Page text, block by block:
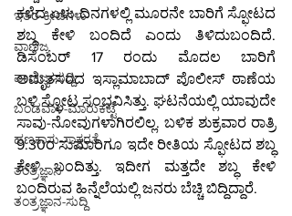
ಇತರ-ಕ್ರೀಡೆಗಳು
ವಾಣಿಜ್ಯ
ವಾಣಿಜ್ಯ-ಸುದ್ದಿ
ಬಂಡವಾಳ-ಮಾರುಕಟ್ಟೆ
ಹಣಕಾಸು-ಸಾಕ್ಷರತೆ
ತಂತ್ರಜ್ಞಾನ
ತಂತ್ರಜ್ಞಾನ-ಸುದ್ದಿ
ಕಳೆದ ಏಳು ದಿನಗಳಲ್ಲಿ ಮೂರನೇ ಬಾರಿಗೆ ಸ್ಫೋಟದ
ಶಬ್ಧ ಕೇಳಿ ಬಂದಿದೆ ಎಂದು ತಿಳಿದುಬಂದಿದೆ.
ಡಿಸೆಂಬರ್ 17 ರಂದು ಮೊದಲ ಬಾರಿಗೆ
ಅಮೃತಸರದ ಇಸ್ಲಾಮಾಬಾದ್ ಪೊಲೀಸ್ ಠಾಣೆಯ
ಬಳಿ ಸ್ಫೋಟ ಸಂಭವಿಸಿತ್ತು. ಘಟನೆಯಲ್ಲಿ ಯಾವುದೇ
ಸಾವು-ನೋವುಗಳಾಗಿರಲಿಲ್ಲ. ಬಳಿಕ ಶುಕ್ರವಾರ ರಾತ್ರಿ
9.30ರ ಸುಮಾರಿಗೂ ಇದೇ ರೀತಿಯ ಸ್ಫೋಟದ ಶಬ್ಧ
ಕೇಳಿ ಬಂದಿತ್ತು. ಇದೀಗ ಮತ್ತದೇ ಶಬ್ಧ ಕೇಳಿ
ಬಂದಿರುವ ಹಿನ್ನೆಲೆಯಲ್ಲಿ ಜನರು ಬೆಚ್ಚಿ ಬಿದ್ದಿದ್ದಾರೆ.